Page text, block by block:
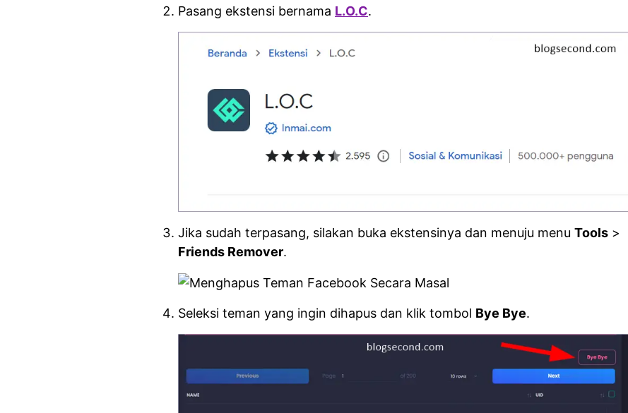
Pasang ekstensi bernama L.O.C.
Jika sudah terpasang, silakan buka ekstensinya dan menuju menu Tools >
Friends Remover.
Seleksi teman yang ingin dihapus dan klik tombol Bye Bye.